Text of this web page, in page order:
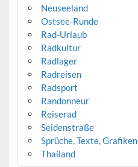
Neuseeland
Ostsee-Runde
Rad-Urlaub
Radkultur
Radlager
Radreisen
Radsport
Randonneur
Reiserad
Seidenstraße
Sprüche, Texte, Grafiken
Thailand